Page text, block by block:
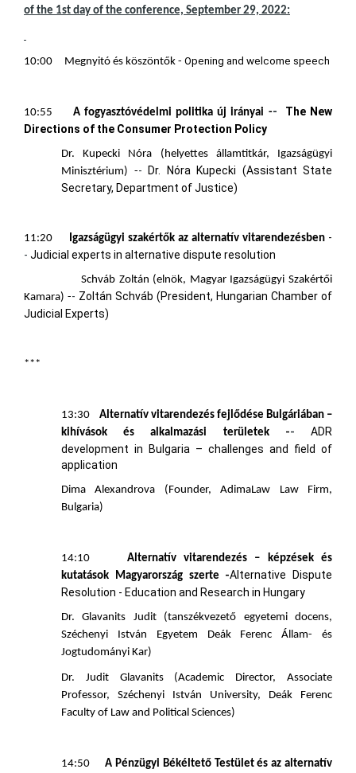
of the 1st day of the conference, September 29, 2022:
10:00 Megnyitó és köszöntők - Opening and welcome speech
10:55 A fogyasztóvédelmi politika új irányai --
The New
Directions of the Consumer Protection Policy
Dr. Kupecki Nóra (helyettes államtitkár, Igazságügyi
Minisztérium) -- Dr. Nóra Kupecki (Assistant State
Secretary, Department of Justice)
11:20 Igazságügyi szakértők az alternatív vitarendezésben -
- Judicial experts in alternative dispute resolution
Schváb Zoltán (elnök, Magyar Igazságügyi Szakértői
Kamara) -- Zoltán Schváb (President, Hungarian Chamber of
Judicial Experts)
***
13:30 Alternatív vitarendezés fejlődése Bulgáriában –
kihívások és alkalmazási területek--
ADR
development in Bulgaria – challenges and field of
application
Dima Alexandrova (Founder, AdimaLaw Law Firm,
Bulgaria)
14:10 Alternatív vitarendezés – képzések és
kutatások Magyarország szerte -Alternative Dispute
Resolution - Education and Research in Hungary
Dr. Glavanits Judit (tanszékvezető egyetemi docens,
Széchenyi István Egyetem Deák Ferenc Állam- és
Jogtudományi Kar)
Dr. Judit Glavanits (Academic Director, Associate
Professor, Széchenyi István University, Deák Ferenc
Faculty of Law and Political Sciences)
14:50A Pénzügyi Békéltető Testület és az alternatív